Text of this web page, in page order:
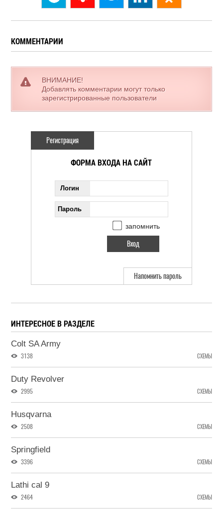
КОММЕНТАРИИ
ВНИМАНИЕ!
Добавлять комментарии могут только
зарегистрированные пользователи
Регистрация
ФОРМА ВХОДА НА САЙТ
Логин
Пароль
запомнить
Напомнить пароль
ИНТЕРЕСНОЕ В РАЗДЕЛЕ
Colt SA Army
3138 СХЕМЫ
Duty Revolver
2995 СХЕМЫ
Husqvarna
2508 СХЕМЫ
Springfield
3396 СХЕМЫ
Lathi cal 9
2464 СХЕМЫ